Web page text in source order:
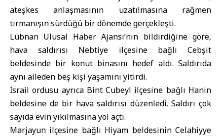
ateşkes anlaşmasının uzatılmasına rağmen
tırmanışın sürdüğü bir dönemde gerçekleşti.
Lübnan Ulusal Haber Ajansı’nın bildirdiğine göre,
hava saldırısı Nebtiye ilçesine bağlı Cebşit
beldesinde bir konut binasını hedef aldı. Saldırıda
aynı aileden beş kişi yaşamını yitirdi.
İsrail ordusu ayrıca Bint Cubeyl ilçesine bağlı Hanin
beldesine de bir hava saldırısı düzenledi. Saldırı çok
sayıda evin yıkılmasına yol açtı.
Marjayun ilçesine bağlı Hiyam beldesinin Celahiyye